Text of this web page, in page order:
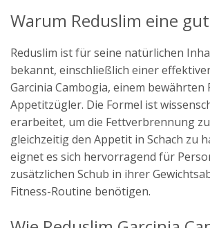
Warum Reduslim eine
Reduslim ist für seine natürlichen
bekannt, einschließlich einer
Garcinia Cambogia, einem bewährten
Appetitzügler. Die Formel ist
erarbeitet, um die Fettverbrennung
gleichzeitig den Appetit in Schach zu
eignet es sich hervorragend für
zusätzlichen Schub in ihrer
Fitness-Routine benötigen.